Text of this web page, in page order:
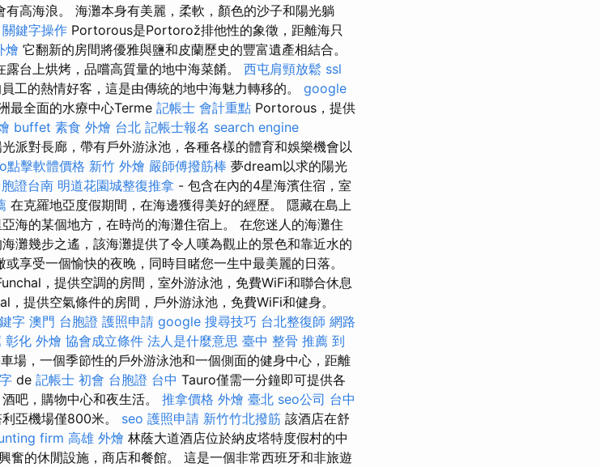
高海浪。 海灘本身有美麗，柔軟，顏色的沙子和陽光躺
關鍵字操作 Portorous是Portorož排他性的象徵，距離海只
燴 它翻新的房間將優雅與鹽和皮蘭歷史的豐富遺產相結合。
台上烘烤，品嚐高質量的地中海菜餚。 西屯肩頸放鬆 ssl
工的熱情好客，這是由傳統的地中海魅力轉移的。 google
最全面的水療中心Terme 記帳士 會計重點 Portorous，提供
buffet 素食 外燴 台北 記帳士報名 search engine
派對長廊，帶有戶外游泳池，各種各樣的體育和娛樂機會以
點擊軟體價格 新竹 外燴 嚴師傅撥筋棒 夢dream以求的陽光
證台南 明道花園城整復推拿 - 包含在內的4星海濱住宿，室
在克羅地亞度假期間，在海邊獲得美好的經歷。 隱藏在島上
海的某個地方，在時尚的海灘住宿上。 在您迷人的海灘住
灘幾步之遙，該海灘提供了令人嘆為觀止的景色和靠近水的
享受一個愉快的夜晚，同時目睹您一生中最美麗的日落。
，提供空調的房間，室外游泳池，免費WiFi和聯合休息
提供空氣條件的房間，戶外游泳池，免費WiFi和健身。
字 澳門 台胞證 護照申請 google 搜尋技巧 台北整復師 網路
彰化 外燴 協會成立條件 法人是什麼意思 臺中 整骨 推薦 到
場，一個季節性的戶外游泳池和一個側面的健身中心，距離
de 記帳士 初會 台胞證 台中 Tauro僅需一分鐘即可提供各
吧，購物中心和夜生活。 推拿價格 外燴 臺北 seo公司 台中
亞機場僅800米。 seo 護照申請 新竹竹北撥筋 該酒店在舒
firm 高雄 外燴 林蔭大道酒店位於納皮塔特度假村的中
奮的休閒設施，商店和餐館。 這是一個非常西班牙和非旅遊